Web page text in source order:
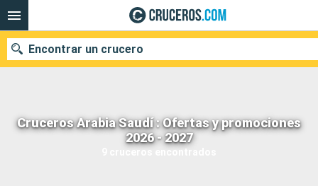
Cruceros Arabia Saudí : Ofertas y promociones
2026 - 2027
9 cruceros encontrados
Encontrar un crucero
Nuestros destinos